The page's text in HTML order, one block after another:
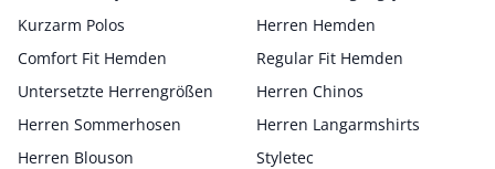
Kurzarm Polos
Herren Hemden
Comfort Fit Hemden
Regular Fit Hemden
Untersetzte Herrengrößen
Herren Chinos
Herren Sommerhosen
Herren Langarmshirts
Herren Blouson
Styletec